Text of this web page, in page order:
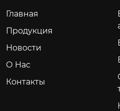
Главная
Продукция
Новости
О Hас
Контакты